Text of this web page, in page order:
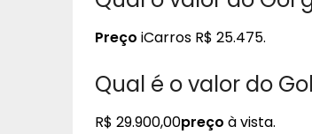
Preço iCarros R$ 25.475.
Qual é o valor do
R$ 29.900,00preço à vista.